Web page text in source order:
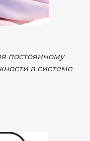
постоянному
в системе